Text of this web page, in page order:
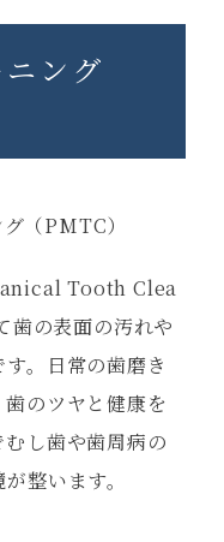
ング
Tooth Clea
歯の表面の汚れや
。日常の歯磨き
のツヤと健康を
し歯や歯周病の
整います。